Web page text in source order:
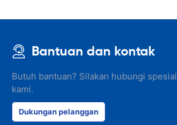
Bantuan dan kontak
Butuh bantuan? Silakan hubungi
kami.
Dukungan pelanggan